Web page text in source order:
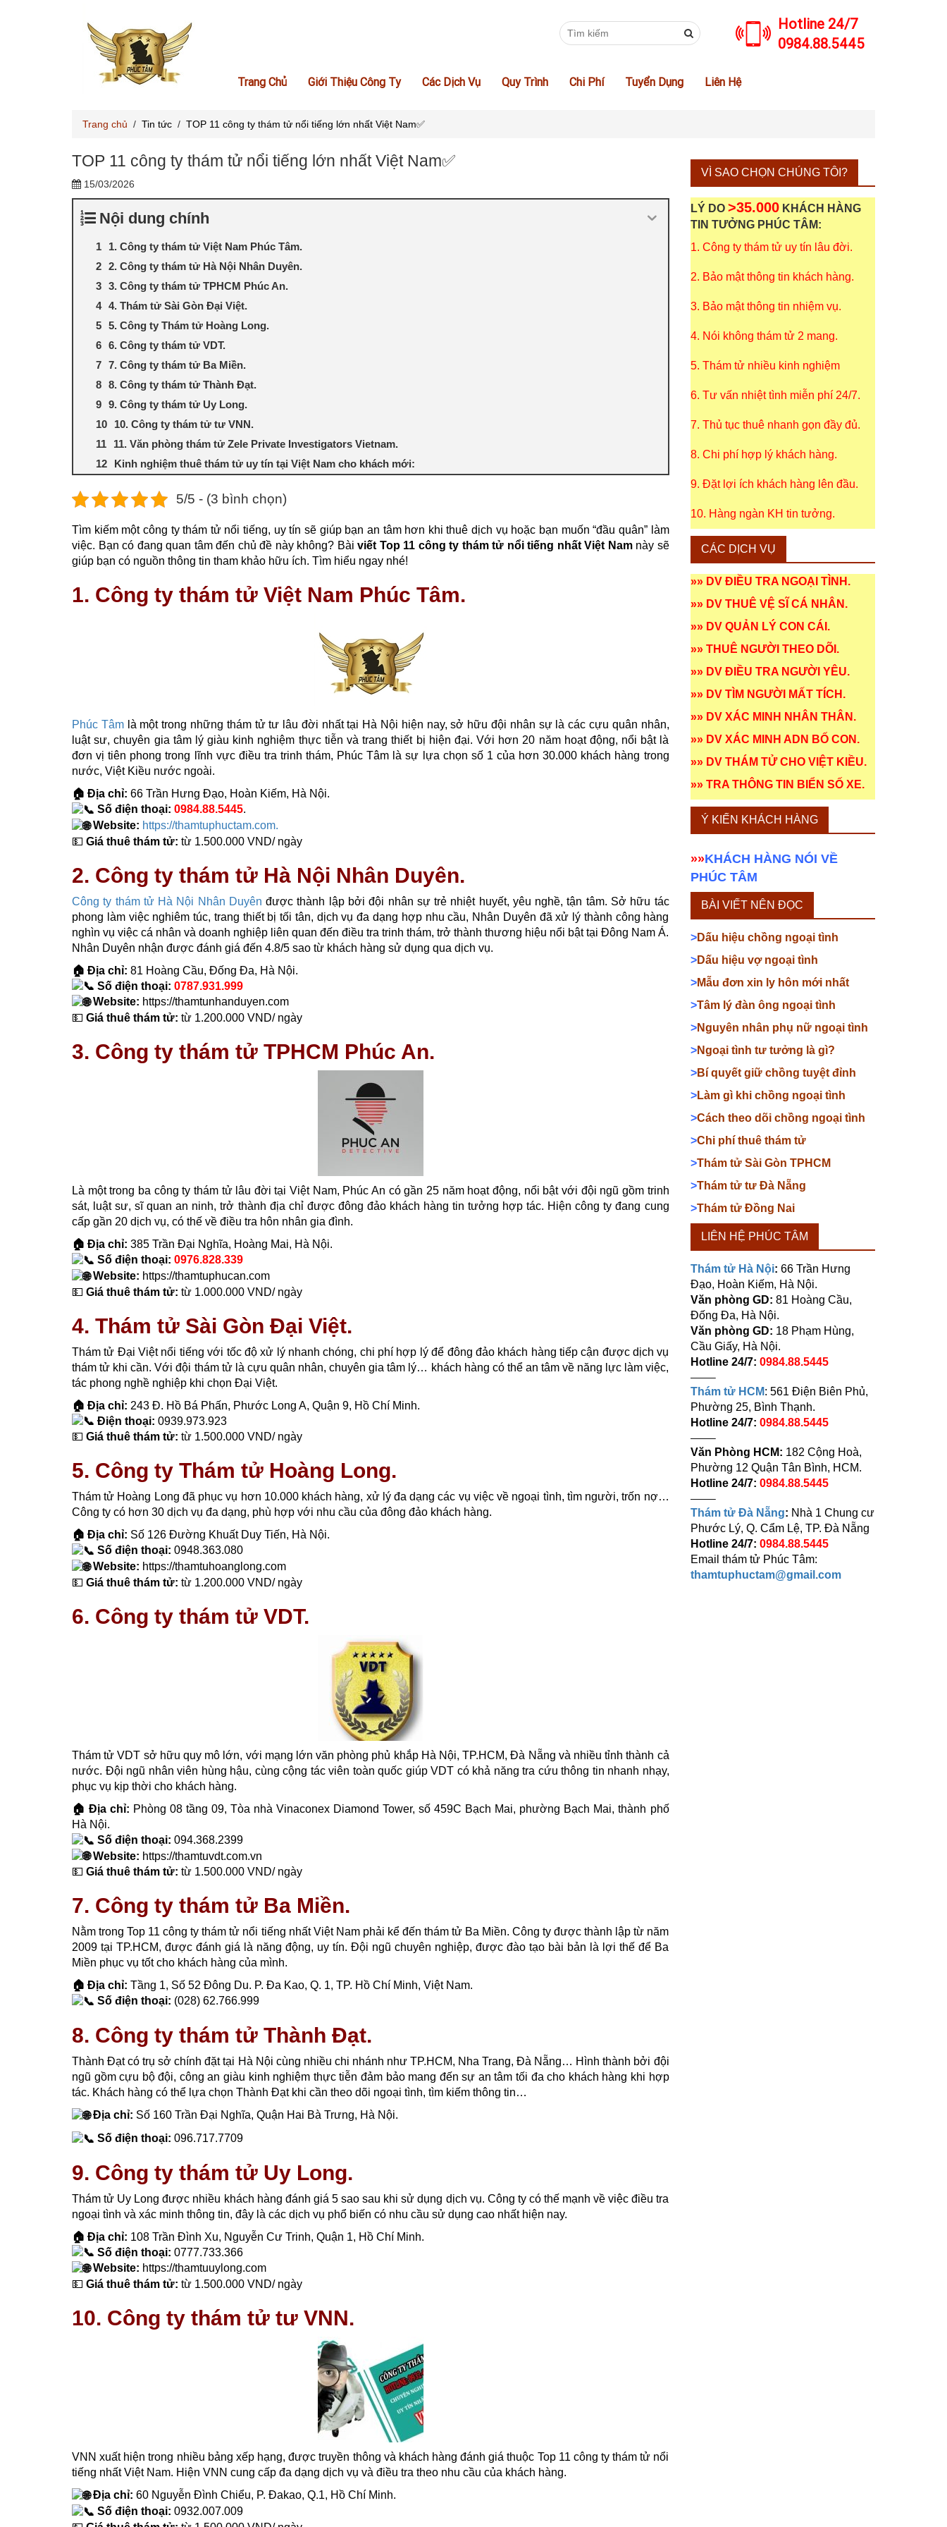
Hotline 24/7
0984.88.5445
Trang Chủ Giới Thiệu Công Ty Các Dịch Vụ Quy Trình Chi Phí Tuyển Dụng Liên Hệ
Trang chủ / Tin tức / TOP 11 công ty thám tử nổi tiếng lớn nhất Việt Nam✅
TOP 11 công ty thám tử nổi tiếng lớn nhất Việt Nam✅
15/03/2026
Nội dung chính
1. Công ty thám tử Việt Nam Phúc Tâm.
2. Công ty thám tử Hà Nội Nhân Duyên.
3. Công ty thám tử TPHCM Phúc An.
4. Thám tử Sài Gòn Đại Việt.
5. Công ty Thám tử Hoàng Long.
6. Công ty thám tử VDT.
7. Công ty thám tử Ba Miền.
8. Công ty thám tử Thành Đạt.
9. Công ty thám tử Uy Long.
10. Công ty thám tử tư VNN.
11. Văn phòng thám tử Zele Private Investigators Vietnam.
Kinh nghiệm thuê thám tử uy tín tại Việt Nam cho khách mới:
5/5 - (3 bình chọn)
Tìm kiếm một công ty thám tử nổi tiếng, uy tín sẽ giúp bạn an tâm hơn khi thuê dịch vụ hoặc bạn muốn “đầu quân” làm
việc. Bạn có đang quan tâm đến chủ đề này không? Bài viết Top 11 công ty thám tử nổi tiếng nhất Việt Namnày sẽ
giúp bạn có nguồn thông tin tham khảo hữu ích. Tìm hiểu ngay nhé!
1. Công ty thám tử Việt Nam Phúc Tâm.
Phúc Tâmlà một trong những thám tử tư lâu đời nhất tại Hà Nội hiện nay, sở hữu đội nhân sự là các cựu quân nhân,
luật sư, chuyên gia tâm lý giàu kinh nghiệm thực tiễn và trang thiết bị hiện đại. Với hơn 20 năm hoạt động, nổi bật là
đơn vị tiên phong trong lĩnh vực điều tra trinh thám, Phúc Tâm là sự lựa chọn số 1 của hơn 30.000 khách hàng trong
nước, Việt Kiều nước ngoài.
🏠 Địa chỉ: 66 Trần Hưng Đạo, Hoàn Kiếm, Hà Nội.
Số điện thoại: 0984.88.5445.
Website: https://thamtuphuctam.com.
💵 Giá thuê thám tử: từ 1.500.000 VND/ ngày
2. Công ty thám tử Hà Nội Nhân Duyên.
Công ty thám tử Hà Nội Nhân Duyên được thành lập bởi đội nhân sự trẻ nhiệt huyết, yêu nghề, tận tâm. Sở hữu tác
phong làm việc nghiêm túc, trang thiết bị tối tân, dịch vụ đa dạng hợp nhu cầu, Nhân Duyên đã xử lý thành công hàng
nghìn vụ việc cá nhân và doanh nghiệp liên quan đến điều tra trinh thám, trở thành thương hiệu nổi bật tại Đông Nam Á.
Nhân Duyên nhận được đánh giá đến 4.8/5 sao từ khách hàng sử dụng qua dịch vụ.
🏠 Địa chỉ: 81 Hoàng Cầu, Đống Đa, Hà Nội.
Số điện thoại: 0787.931.999
Website: https://thamtunhanduyen.com
💵 Giá thuê thám tử: từ 1.200.000 VND/ ngày
3. Công ty thám tử TPHCM Phúc An.
Là một trong ba công ty thám tử lâu đời tại Việt Nam, Phúc An có gần 25 năm hoạt động, nổi bật với đội ngũ gồm trinh
sát, luật sư, sĩ quan an ninh, trở thành địa chỉ được đông đảo khách hàng tin tưởng hợp tác. Hiện công ty đang cung
cấp gần 20 dịch vụ, có thế về điều tra hôn nhân gia đình.
🏠 Địa chỉ: 385 Trần Đại Nghĩa, Hoàng Mai, Hà Nội.
Số điện thoại: 0976.828.339
Website: https://thamtuphucan.com
💵 Giá thuê thám tử: từ 1.000.000 VND/ ngày
4. Thám tử Sài Gòn Đại Việt.
Thám tử Đại Việt nổi tiếng với tốc độ xử lý nhanh chóng, chi phí hợp lý để đông đảo khách hàng tiếp cận được dịch vụ
thám tử khi cần. Với đội thám tử là cựu quân nhân, chuyên gia tâm lý… khách hàng có thể an tâm về năng lực làm việc,
tác phong nghề nghiệp khi chọn Đại Việt.
🏠 Địa chỉ: 243 Đ. Hồ Bá Phấn, Phước Long A, Quận 9, Hồ Chí Minh.
Điện thoại: 0939.973.923
💵 Giá thuê thám tử: từ 1.500.000 VND/ ngày
5. Công ty Thám tử Hoàng Long.
Thám tử Hoàng Long đã phục vụ hơn 10.000 khách hàng, xử lý đa dạng các vụ việc về ngoại tình, tìm người, trốn nợ…
Công ty có hơn 30 dịch vụ đa dạng, phù hợp với nhu cầu của đông đảo khách hàng.
🏠 Địa chỉ: Số 126 Đường Khuất Duy Tiến, Hà Nội.
Số điện thoại: 0948.363.080
Website: https://thamtuhoanglong.com
💵 Giá thuê thám tử: từ 1.200.000 VND/ ngày
6. Công ty thám tử VDT.
Thám tử VDT sở hữu quy mô lớn, với mạng lớn văn phòng phủ khắp Hà Nội, TP.HCM, Đà Nẵng và nhiều tỉnh thành cả
nước. Đội ngũ nhân viên hùng hậu, cùng cộng tác viên toàn quốc giúp VDT có khả năng tra cứu thông tin nhanh nhạy,
phục vụ kịp thời cho khách hàng.
🏠 Địa chỉ: Phòng 08 tầng 09, Tòa nhà Vinaconex Diamond Tower, số 459C Bạch Mai, phường Bạch Mai, thành phố
Hà Nội.
Số điện thoại: 094.368.2399
Website: https://thamtuvdt.com.vn
💵 Giá thuê thám tử: từ 1.500.000 VND/ ngày
7. Công ty thám tử Ba Miền.
Nằm trong Top 11 công ty thám tử nổi tiếng nhất Việt Nam phải kể đến thám tử Ba Miền. Công ty được thành lập từ năm
2009 tại TP.HCM, được đánh giá là năng động, uy tín. Đội ngũ chuyên nghiệp, được đào tạo bài bản là lợi thế để Ba
Miền phục vụ tốt cho khách hàng của mình.
🏠 Địa chỉ: Tầng 1, Số 52 Đông Du. P. Đa Kao, Q. 1, TP. Hồ Chí Minh, Việt Nam.
Số điện thoại: (028) 62.766.999
8. Công ty thám tử Thành Đạt.
Thành Đạt có trụ sở chính đặt tại Hà Nội cùng nhiều chi nhánh như TP.HCM, Nha Trang, Đà Nẵng… Hình thành bởi đội
ngũ gồm cựu bộ đội, công an giàu kinh nghiệm thực tiễn đảm bảo mang đến sự an tâm tối đa cho khách hàng khi hợp
tác. Khách hàng có thể lựa chọn Thành Đạt khi cần theo dõi ngoại tình, tìm kiếm thông tin…
Địa chỉ: Số 160 Trần Đại Nghĩa, Quận Hai Bà Trưng, Hà Nội.
Số điện thoại: 096.717.7709
9. Công ty thám tử Uy Long.
Thám tử Uy Long được nhiều khách hàng đánh giá 5 sao sau khi sử dụng dịch vụ. Công ty có thế mạnh về việc điều tra
ngoại tình và xác minh thông tin, đây là các dịch vụ phổ biến có nhu cầu sử dụng cao nhất hiện nay.
🏠 Địa chỉ: 108 Trần Đình Xu, Nguyễn Cư Trinh, Quận 1, Hồ Chí Minh.
Số điện thoại: 0777.733.366
Website: https://thamtuuylong.com
💵 Giá thuê thám tử: từ 1.500.000 VND/ ngày
10. Công ty thám tử tư VNN.
VNN xuất hiện trong nhiều bảng xếp hạng, được truyền thông và khách hàng đánh giá thuộc Top 11 công ty thám tử nổi
tiếng nhất Việt Nam. Hiện VNN cung cấp đa dạng dịch vụ và điều tra theo nhu cầu của khách hàng.
Địa chỉ: 60 Nguyễn Đình Chiểu, P. Đakao, Q.1, Hồ Chí Minh.
Số điện thoại: 0932.007.009
VÌ SAO CHỌN CHÚNG TÔI?
LÝ DO >35.000KHÁCH HÀNG
TIN TƯỞNG PHÚC TÂM:
1. Công ty thám tử uy tín lâu đời.
2. Bảo mật thông tin khách hàng.
3. Bảo mật thông tin nhiệm vụ.
4. Nói không thám tử 2 mang.
5. Thám tử nhiều kinh nghiệm
6. Tư vấn nhiệt tình miễn phí 24/7.
7. Thủ tục thuê nhanh gọn đầy đủ.
8. Chi phí hợp lý khách hàng.
9. Đặt lợi ích khách hàng lên đầu.
10. Hàng ngàn KH tin tưởng.
CÁC DỊCH VỤ
»» DV ĐIỀU TRA NGOẠI TÌNH .
»» DV THUÊ VỆ SĨ CÁ NHÂN .
»» DV QUẢN LÝ CON CÁI .
»» THUÊ NGƯỜI THEO DÕI .
»» DV ĐIỀU TRA NGƯỜI YÊU.
»» DV TÌM NGƯỜI MẤT TÍCH .
»» DV XÁC MINH NHÂN THÂN .
»» DV XÁC MINH ADN BỐ CON .
»» DV THÁM TỬ CHO VIỆT KIỀU.
»» TRA THÔNG TIN BIỂN SỐ XE.
Ý KIẾN KHÁCH HÀNG
»»KHÁCH HÀNG NÓI VỀ
PHÚC TÂM
BÀI VIẾT NÊN ĐỌC
>Dấu hiệu chồng ngoại tình
>Dấu hiệu vợ ngoại tình
>Mẫu đơn xin ly hôn mới nhất
>Tâm lý đàn ông ngoại tình
>Nguyên nhân phụ nữ ngoại tình
>Ngoại tình tư tưởng là gì?
>Bí quyết giữ chồng tuyệt đỉnh
>Làm gì khi chồng ngoại tình
>Cách theo dõi chồng ngoại tình
>Chi phí thuê thám tử
>Thám tử Sài Gòn TPHCM
>Thám tử tư Đà Nẵng
>Thám tử Đồng Nai
LIÊN HỆ PHÚC TÂM
Thám tử Hà Nội: 66 Trần Hưng
Đạo, Hoàn Kiếm, Hà Nội.
Văn phòng GD: 81 Hoàng Cầu,
Đống Đa, Hà Nội.
Văn phòng GD: 18 Phạm Hùng,
Cầu Giấy, Hà Nội.
Hotline 24/7: 0984.88.5445
——–
Thám tử HCM: 561 Điện Biên Phủ,
Phường 25, Bình Thạnh.
Hotline 24/7: 0984.88.5445
——–
Văn Phòng HCM: 182 Cộng Hoà,
Phường 12 Quận Tân Bình, HCM.
Hotline 24/7: 0984.88.5445
——–
Thám tử Đà Nẵng: Nhà 1 Chung cư
Phước Lý, Q. Cẩm Lệ, TP. Đà Nẵng
Hotline 24/7: 0984.88.5445
Email thám tử Phúc Tâm:
thamtuphuctam@gmail.com